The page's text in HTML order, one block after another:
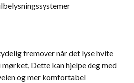
fremover når det lyse hvite
mørket, Dette kan hjelpe deg med
og mer komfortabel